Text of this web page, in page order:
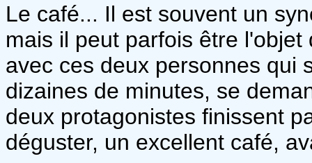
Le café... Il est souvent un
mais il peut parfois être
avec ces deux personnes qui
dizaines de minutes, se
deux protagonistes finissent
déguster, un excellent café,